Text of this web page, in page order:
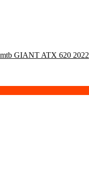
GIANT ATX 620 2022